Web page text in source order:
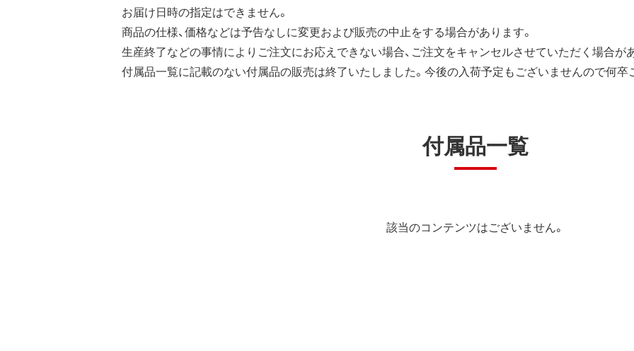
お届け日時の指定はできません。
商品の仕様、価格などは予告なしに変更および販売の中止をする場合があります。
生産終了などの事情によりご注文にお応えできない場合、ご注文をキャンセルさせていただく場合が
付属品一覧に記載のない付属品の販売は終了いたしました。今後の入荷予定もございませんので何卒
付属品一覧
該当のコンテンツはございません。